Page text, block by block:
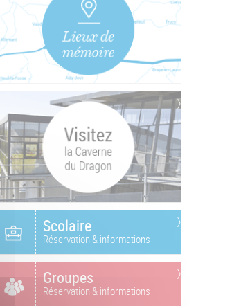
Scolaire
Réservation & informations
Groupes
Réservation & informations